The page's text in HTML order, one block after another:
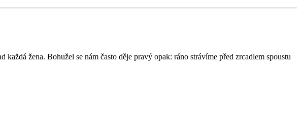
žena. Bohužel se nám často děje pravý opak: ráno strávíme před zrcadlem spoustu